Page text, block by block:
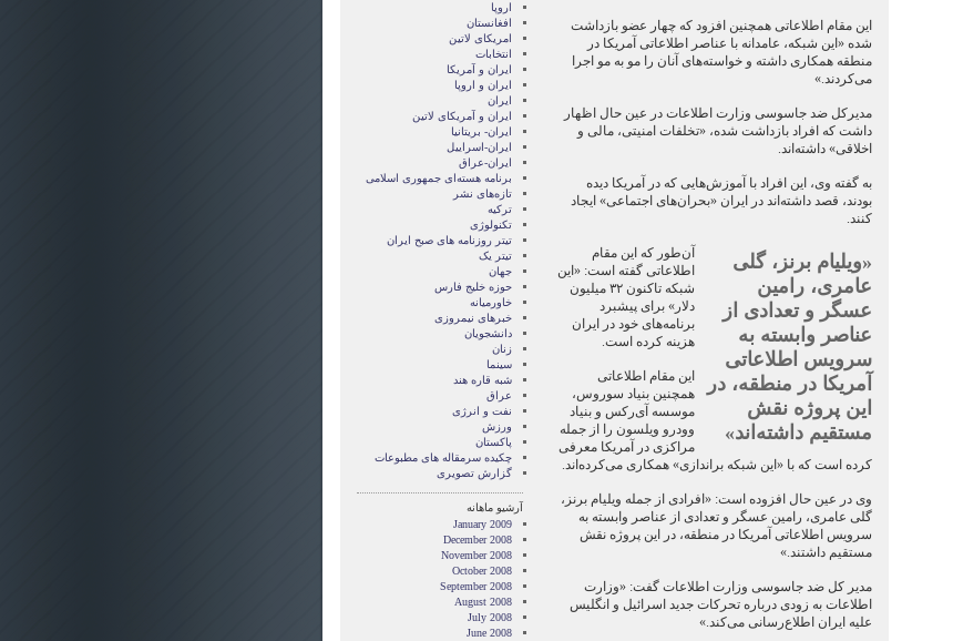
این مقام اطلاعاتی همچنین افزود که چهار عضو بازداشت
شده «این شبکه، عامدانه با عناصر اطلاعاتی آمریکا در
منطقه همکاری داشته و خواسته‌های آنان را مو به مو اجرا
می‌کردند.»
مدیرکل ضد جاسوسی وزارت اطلاعات در عین حال اظهار
داشت که افراد بازداشت شده، «تخلفات امنیتی، مالی و
اخلاقی» داشته‌اند.
به گفته وی، این افراد با آموزش‌هایی که در آمریکا دیده
بودند، قصد داشته‌اند در ایران «بحران‌های اجتماعی» ایجاد
کنند.
«ویلیام برنز، گلی
عامری، رامین
عسگر و تعدادی از
عناصر وابسته به
سرویس اطلاعاتی
آمریکا در منطقه، در
این پروژه نقش
مستقیم داشته‌اند»
آن‌طور که این مقام
اطلاعاتی گفته است: «این
شبکه تاکنون ۳۲ میلیون
دلار» برای پیشبرد
برنامه‌های خود در ایران
هزینه کرده است.
این مقام اطلاعاتی
همچنین بنیاد سوروس،
موسسه آی‌رکس و بنیاد
وودرو ویلسون را از جمله
مراکزی در آمریکا معرفی
کرده است که با «این شبکه براندازی» همکاری می‌کرده‌اند.
وی در عین حال افزوده است: «افرادی از جمله ویلیام برنز،
گلی عامری، رامین عسگر و تعدادی از عناصر وابسته به
سرویس اطلاعاتی آمریکا در منطقه، در این پروژه نقش
مستقیم داشتند.»
مدیر کل ضد جاسوسی وزارت اطلاعات گفت: «وزارت
اطلاعات به زودی درباره تحرکات جدید اسرائیل و انگلیس
علیه ایران اطلاع‌رسانی می‌کند.»
اروپا
افغانستان
امریکای لاتین
انتخابات
ايران و آمريکا
ايران و اروپا
ایران
ایران و آمریکای لاتین
ایران- بریتانیا
ایران-اسراییل
ایران-عراق
برنامه هسته‌ای جمهوری اسلامی
تازه‌های نشر
ترکیه
تکنولوژی
تیتر روزنامه های صبح ایران
تیتر یک
جهان
حوزه خلیج فارس
خاورمیانه
خبرهای نیمروزی
دانشجویان
زنان
سینما
شبه قاره هند
عراق
نفت و انرژی
ورزش
پاکستان
چکیده سرمقاله های مطبوعات
گزارش تصويری
آرشیو ماهانه
January 2009
December 2008
November 2008
October 2008
September 2008
August 2008
July 2008
June 2008